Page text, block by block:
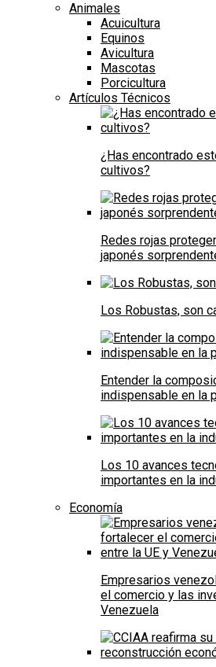
Animales
Acuicultura
Equinos
Avicultura
Mascotas
Porcicultura
Artículos Técnicos
¿Has encontrado
cultivos?
Redes rojas
japonés
Los Robustas, son
Entender la
indispensable en la
Los 10 avances
importantes en la
Economía
Empresarios
el comercio y las
Venezuela